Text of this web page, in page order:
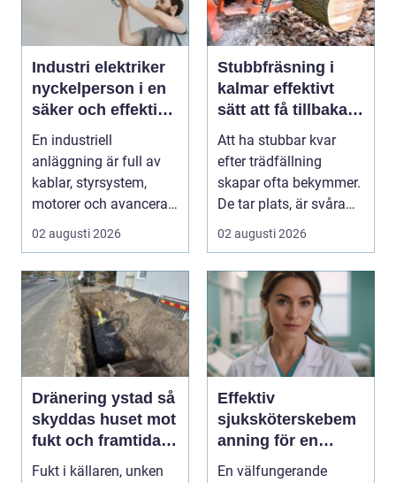
Industri elektriker
nyckelperson i en
säker och effektiv
produktion
En industriell
anläggning är full av
kablar, styrsystem,
motorer och avancerad
teknik. Bakom allt de...
02 augusti 2026
Stubbfräsning i
kalmar effektivt
sätt att få tillbaka
trädgården
Att ha stubbar kvar
efter trädfällning
skapar ofta bekymmer.
De tar plats, är svåra
att klippa runt,...
02 augusti 2026
Dränering ystad så
skyddas huset mot
fukt och framtida
skador
Fukt i källaren, unken
Effektiv
sjuksköterskebem
anning för en
tryggare vård
En välfungerande